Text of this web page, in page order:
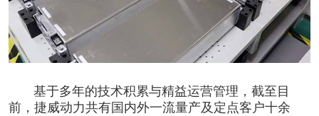
基于多年的技术积累与精益运营管理，截至目
前，捷威动力共有国内外一流量产及定点客户十余